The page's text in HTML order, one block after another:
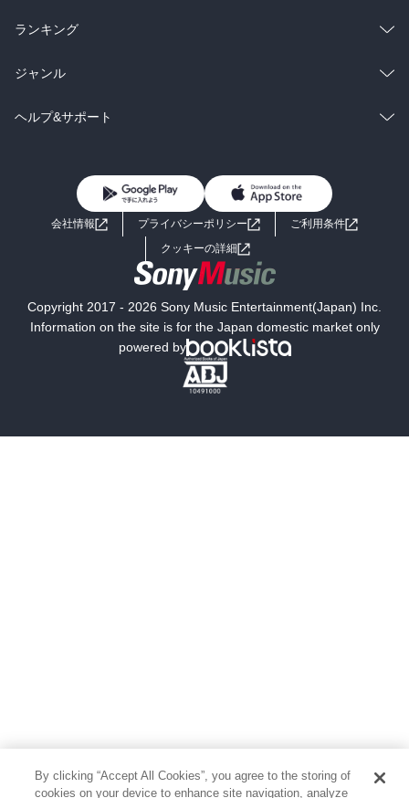
雑誌・グラビア
BL・TL
ラノベ
雑誌・グラビア
BL・TL
総合
ラノベ
雑誌・グラビア
ランキング
総合
ラノベ
ジャンル
コミック
ライトノベル 男子向けラノベ
小説
海外小説
ミステリー SF
文学
芸術・アート 映画・音楽・演劇
写真集 教養
ヘルプ&サポート
よくあるご質問 お問い合わせ
会社情報 プライバシーポリシー
ご利用条件
クッキーの詳細
Copyright 2017 - 2026 Sony Music Entertainment(Japan) Inc.
Information on the site is for the Japan domestic market only
powered by
By clicking “Accept All Cookies”, you agree to the storing of
cookies on your device to enhance site navigation, analyze